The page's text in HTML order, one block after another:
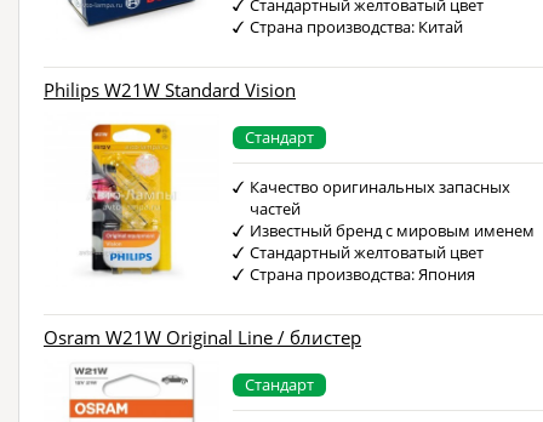
Стандартный желтоватый цвет
Страна производства: Китай
Philips W21W Standard Vision
Стандарт
Качество оригинальных запасных
частей
Известный бренд с мировым именем
Стандартный желтоватый цвет
Страна производства: Япония
Osram W21W Original Line / блистер
Стандарт